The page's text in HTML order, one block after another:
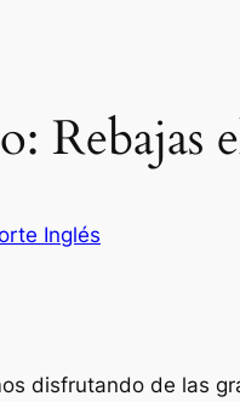
Rebajas
Inglés
disfrutando de las